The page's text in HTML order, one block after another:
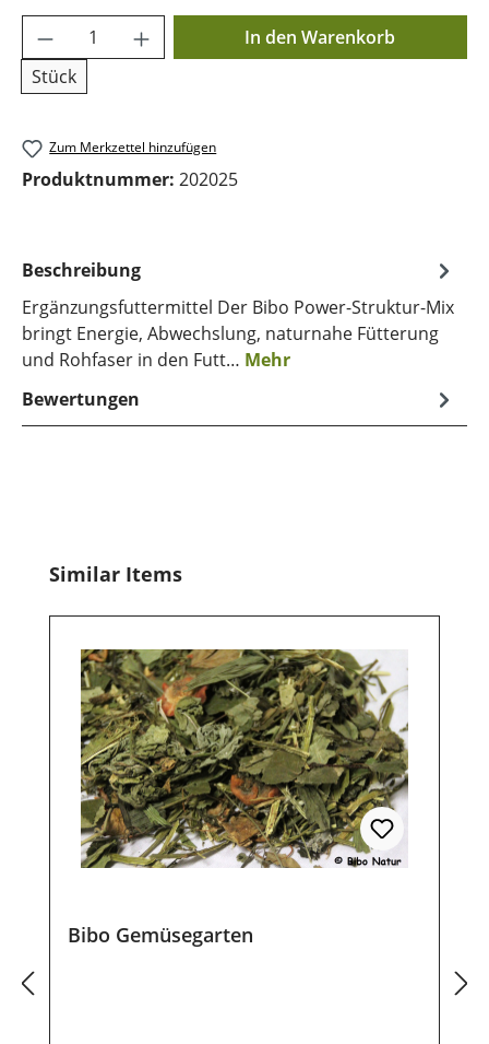
Produkt Anzahl: Gib den gewünschten
Stück
In den Warenkorb
Zum Merkzettel hinzufügen
Produktnummer: 202025
Beschreibung
Ergänzungsfuttermittel Der Bibo Power-Struktur-Mix
bringt Energie, Abwechslung, naturnahe Fütterung
und Rohfaser in den Futt… Mehr
Bewertungen
Produktgalerie überspringen
Similar Items
Bibo Gemüsegarten